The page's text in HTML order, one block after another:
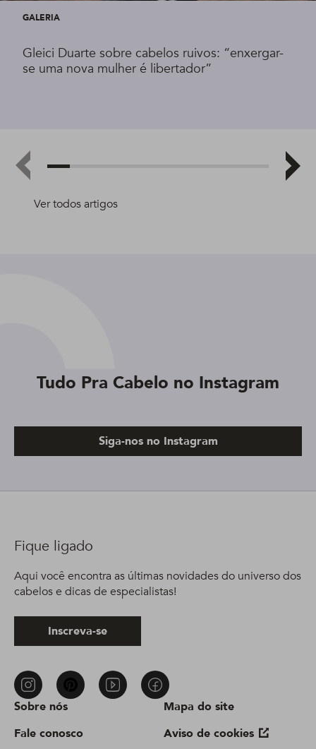
Ver todos artigos
GALERIA
Gleici Duarte sobre cabelos ruivos: “enxergar-
se uma nova mulher é libertador”
Tudo Pra Cabelo no Instagram
Siga-nos no Instagram
Sobre nós
Fale conosco
Mapa do site
Aviso de cookies
Fique ligado
Aqui você encontra as últimas novidades do universo dos
cabelos e dicas de especialistas!
Inscreva-se